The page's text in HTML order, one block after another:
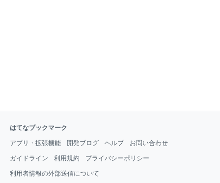
はてなブックマーク
アプリ・拡張機能 開発ブログ ヘルプ お問い合わせ
ガイドライン 利用規約 プライバシーポリシー
利用者情報の外部送信について